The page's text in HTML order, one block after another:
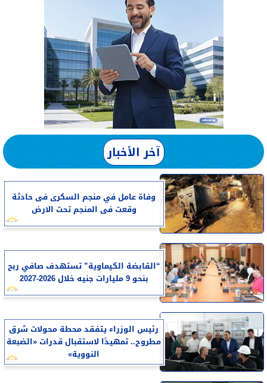
آخر الأخبار
وفاة عامل في منجم السكرى فى حادثة
وقعت فى المنجم تحت الارض
“القابضة الكيماوية” تستهدف صافي ربح
بنحو 9 مليارات جنيه خلال 2026-2027
رئيس الوزراء يتفقد محطة محولات شرق
مطروح.. تمهيدًا لاستقبال قدرات «الضبعة
النووية»